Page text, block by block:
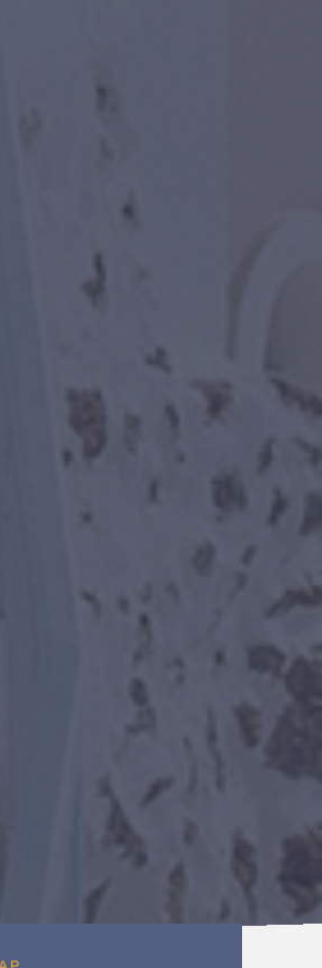
destacados
los destinos
ofertas
empresa?
al equipo
Contacto